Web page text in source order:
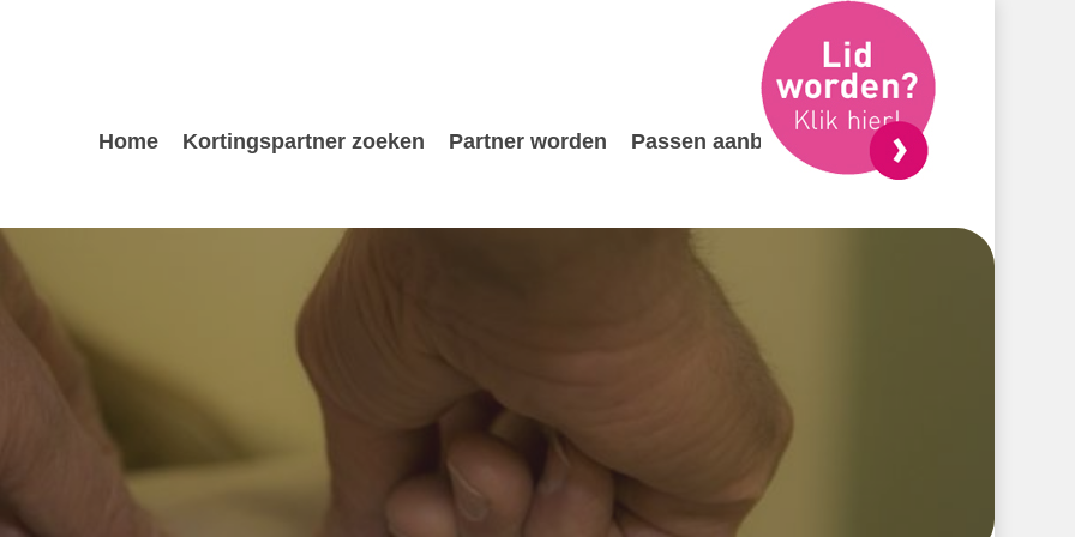
Home Kortingspartner zoeken Partner worden Passen aanbieden Contact